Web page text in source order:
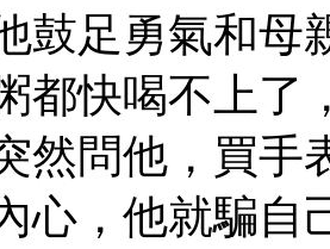
鼓足勇氣和母
都快喝不上了
然問他，買手
心，他就騙自